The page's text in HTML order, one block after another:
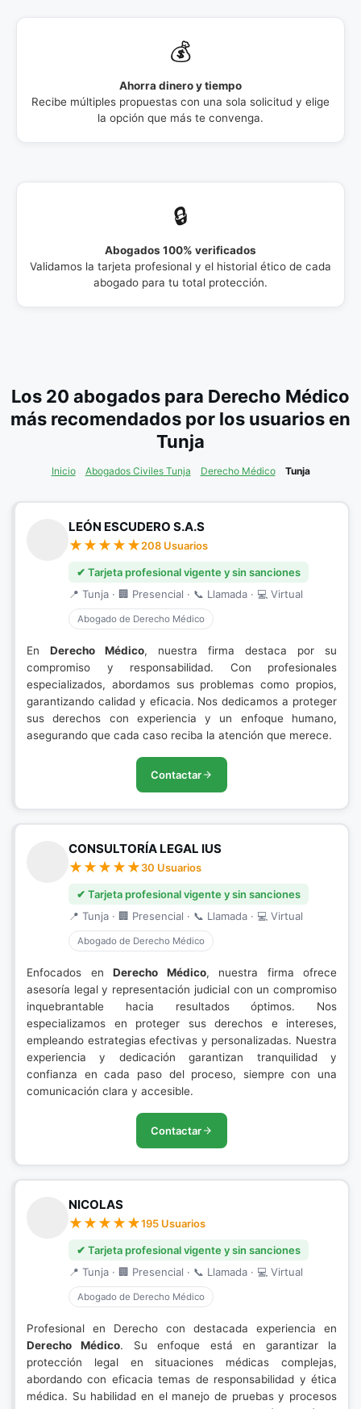
💰
Ahorra dinero y tiempo
Recibe múltiples propuestas con una sola solicitud y elige
la opción que más te convenga.
🔒
Abogados 100% verificados
Validamos la tarjeta profesional y el historial ético de cada
abogado para tu total protección.
Los 20 abogados para Derecho Médico
más recomendados por los usuarios en
Tunja
Inicio Abogados Civiles Tunja Derecho Médico Tunja
LEÓN ESCUDERO S.A.S
208 Usuarios
✔ Tarjeta profesional vigente y sin sanciones
📍 Tunja · 🏢 Presencial · 📞 Llamada · 💻 Virtual
Abogado de Derecho Médico
En Derecho Médico, nuestra firma destaca por su
compromiso y responsabilidad. Con profesionales
especializados, abordamos sus problemas como propios,
garantizando calidad y eficacia. Nos dedicamos a proteger
sus derechos con experiencia y un enfoque humano,
asegurando que cada caso reciba la atención que merece.
Contactar
CONSULTORÍA LEGAL IUS
30 Usuarios
✔ Tarjeta profesional vigente y sin sanciones
📍 Tunja · 🏢 Presencial · 📞 Llamada · 💻 Virtual
Abogado de Derecho Médico
Enfocados en Derecho Médico, nuestra firma ofrece
asesoría legal y representación judicial con un compromiso
inquebrantable hacia resultados óptimos. Nos
especializamos en proteger sus derechos e intereses,
empleando estrategias efectivas y personalizadas. Nuestra
experiencia y dedicación garantizan tranquilidad y
confianza en cada paso del proceso, siempre con una
comunicación clara y accesible.
Contactar
NICOLAS
195 Usuarios
✔ Tarjeta profesional vigente y sin sanciones
📍 Tunja · 🏢 Presencial · 📞 Llamada · 💻 Virtual
Abogado de Derecho Médico
Profesional en Derecho con destacada experiencia en
Derecho Médico. Su enfoque está en garantizar la
protección legal en situaciones médicas complejas,
abordando con eficacia temas de responsabilidad y ética
médica. Su habilidad en el manejo de pruebas y procesos